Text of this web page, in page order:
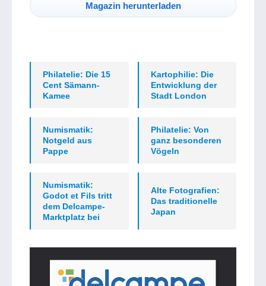
Magazin herunterladen
Philatelie: Die 15
Cent Sämann-
Kamee
Kartophilie: Die
Entwicklung der
Stadt London
Numismatik:
Notgeld aus
Pappe
Philatelie: Von
ganz besonderen
Vögeln
Numismatik:
Godot et Fils tritt
dem Delcampe-
Marktplatz bei
Alte Fotografien:
Das traditionelle
Japan